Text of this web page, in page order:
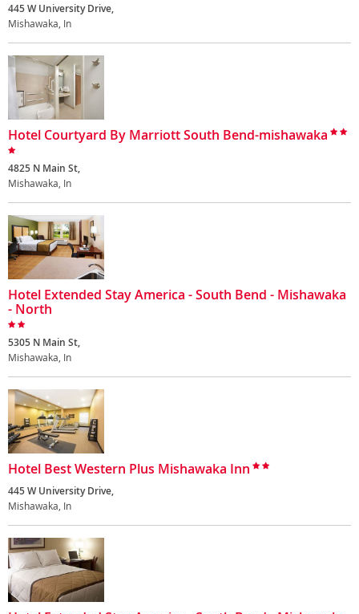
445 W University Drive,
Mishawaka, In
Hotel Courtyard By Marriott South Bend-mishawaka
4825 N Main St,
Mishawaka, In
Hotel Extended Stay America - South Bend - Mishawaka
- North
5305 N Main St,
Mishawaka, In
Hotel Best Western Plus Mishawaka Inn
445 W University Drive,
Mishawaka, In